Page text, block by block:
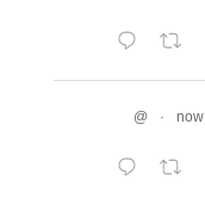
@ · now